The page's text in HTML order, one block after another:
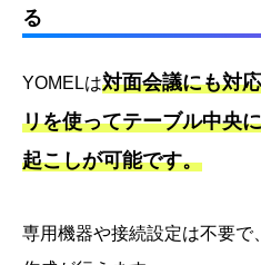
る
YOMELは対面会議にも対
リを使ってテーブル中央
起こしが可能です。
専用機器や接続設定は不要